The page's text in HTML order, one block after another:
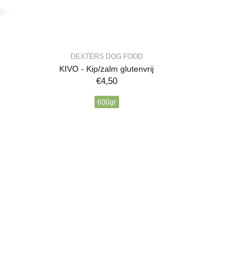
DEXTERS DOG FOOD
KIVO - Kip/zalm glutenvrij
€4,50
600gr